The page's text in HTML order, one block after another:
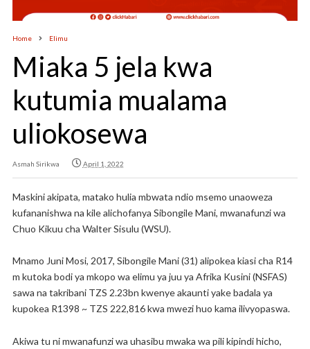
Home Elimu
Miaka 5 jela kwa
kutumia mualama
uliokosewa
Asmah Sirikwa April 1, 2022
Maskini akipata, matako hulia mbwata ndio msemo unaoweza
kufananishwa na kile alichofanya Sibongile Mani, mwanafunzi wa
Chuo Kikuu cha Walter Sisulu (WSU).
Mnamo Juni Mosi, 2017, Sibongile Mani (31) alipokea kiasi cha R14
m kutoka bodi ya mkopo wa elimu ya juu ya Afrika Kusini (NSFAS)
sawa na takribani TZS 2.23bn kwenye akaunti yake badala ya
kupokea R1398 ~ TZS 222,816 kwa mwezi huo kama ilivyopaswa.
Akiwa tu ni mwanafunzi wa uhasibu mwaka wa pili kipindi hicho,